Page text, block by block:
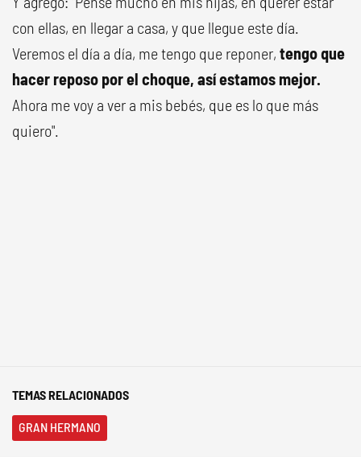
con ellas, en llegar a casa, y que llegue este día.
Veremos el día a día, me tengo que reponer, tengo que
hacer reposo por el choque, así estamos mejor.
Ahora me voy a ver a mis bebés, que es lo que más
quiero".
TEMAS RELACIONADOS
GRAN HERMANO